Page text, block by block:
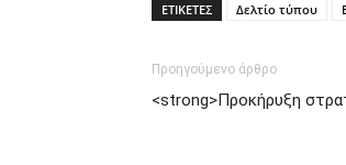
ΕΤΙΚΕΤΕΣ Δελτίο τύπου
Προηγούμενο άρθρο
<strong>Προκήρυξη